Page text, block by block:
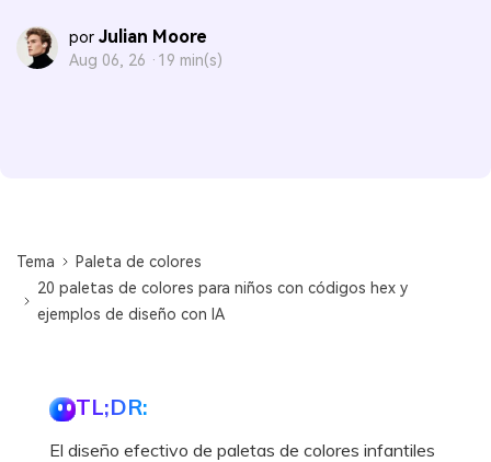
por Julian Moore
Aug 06, 26 · 19 min(s)
Tema
Paleta de colores
20 paletas de colores para niños con códigos hex y
ejemplos de diseño con IA
TL;DR:
El diseño efectivo de paletas de colores infantiles